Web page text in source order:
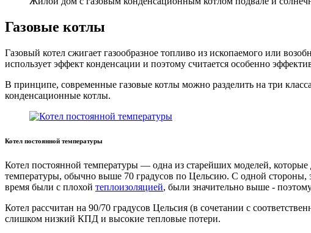
Газовые котлы
Газовый котел сжигает газообразное топливо из ископаемого или
использует эффект конденсации и поэтому считается особенно
В принципе, современные газовые котлы можно разделить на три
конденсационные котлы.
Котел постоянной температуры
Котел постоянной температуры — одна из старейших моделей,
температуры, обычно выше 70 градусов по Цельсию. С одной стороны,
время были с плохой теплоизоляцией, были значительно выше -
Котел рассчитан на 90/70 градусов Цельсия (в сочетании с
слишком низкий КПД и высокие тепловые потери.